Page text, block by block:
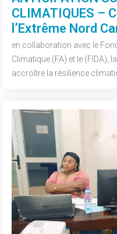
CLIMATIQUES –
l’Extrême Nord
en collaboration avec le
Climatique (FA) et le (FIDA),
accroître la résilience